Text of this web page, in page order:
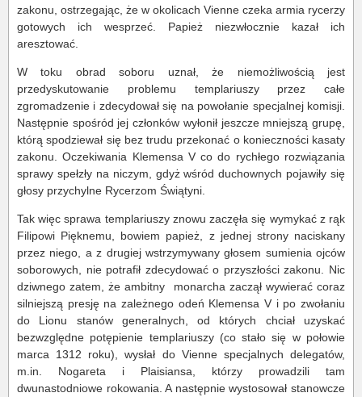
zakonu, ostrzegając, że w okolicach Vienne czeka armia rycerzy
gotowych ich wesprzeć. Papież niezwłocznie kazał ich
aresztować.
W toku obrad soboru uznał, że niemożliwością jest
przedyskutowanie problemu templariuszy przez całe
zgromadzenie i zdecydował się na powołanie specjalnej komisji.
Następnie spośród jej członków wyłonił jeszcze mniejszą grupę,
którą spodziewał się bez trudu przekonać o konieczności kasaty
zakonu. Oczekiwania Klemensa V co do rychłego rozwiązania
sprawy spełzły na niczym, gdyż wśród duchownych pojawiły się
głosy przychylne Rycerzom Świątyni.
Tak więc sprawa templariuszy znowu zaczęła się wymykać z rąk
Filipowi Pięknemu, bowiem papież, z jednej strony naciskany
przez niego, a z drugiej wstrzymywany głosem sumienia ojców
soborowych, nie potrafił zdecydować o przyszłości zakonu. Nic
dziwnego zatem, że ambitny monarcha zaczął wywierać coraz
silniejszą presję na zależnego odeń Klemensa V i po zwołaniu
do Lionu stanów generalnych, od których chciał uzyskać
bezwzględne potępienie templariuszy (co stało się w połowie
marca 1312 roku), wysłał do Vienne specjalnych delegatów,
m.in. Nogareta i Plaisiansa, którzy prowadzili tam
dwunastodniowe rokowania. A następnie wystosował stanowcze